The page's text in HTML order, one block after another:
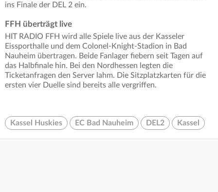
ins Finale der DEL 2 ein.
FFH überträgt live
HIT RADIO FFH wird alle Spiele live aus der Kasseler
Eissporthalle und dem Colonel-Knight-Stadion in Bad
Nauheim übertragen. Beide Fanlager fiebern seit Tagen auf
das Halbfinale hin. Bei den Nordhessen legten die
Ticketanfragen den Server lahm. Die Sitzplatzkarten für die
ersten vier Duelle sind bereits alle vergriffen.
Kassel Huskies EC Bad Nauheim DEL2 Kassel